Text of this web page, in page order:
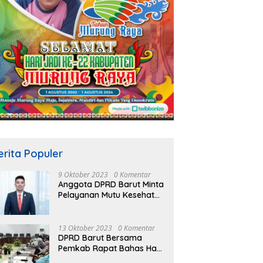
Populer
9 Oktober 2023 0 Komentar
Anggota DPRD Barut Minta
Pelayanan Mutu Kesehatan
13 Oktober 2023 0 Komentar
DPRD Barut Bersama
Pemkab Rapat Bahas Hasil